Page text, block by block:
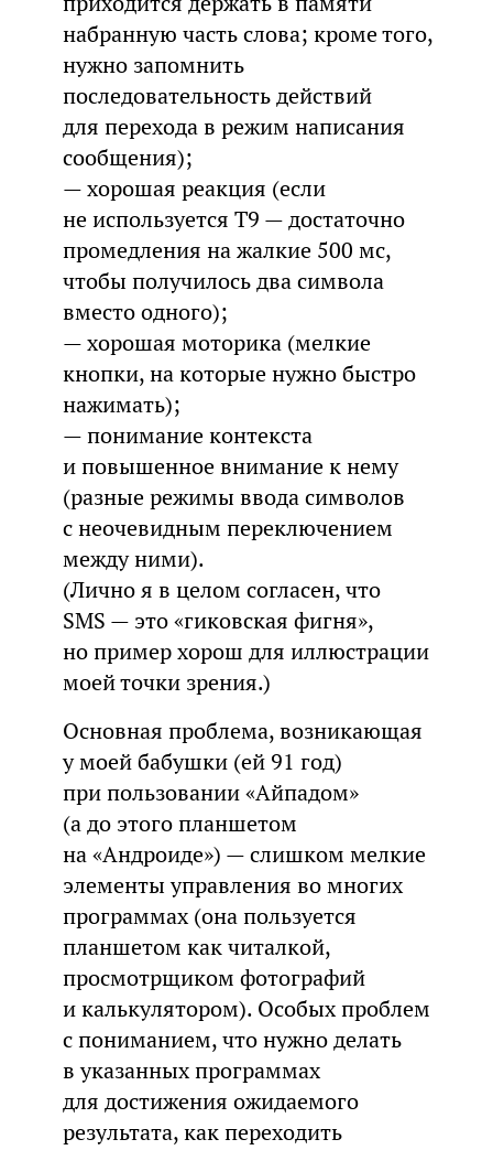
набранную часть слова; кроме того,
нужно запомнить
последовательность действий
для перехода в режим написания
сообщения);
— хорошая реакция (если
не используется T9 — достаточно
промедления на жалкие 500 мс,
чтобы получилось два символа
вместо одного);
— хорошая моторика (мелкие
кнопки, на которые нужно быстро
нажимать);
— понимание контекста
и повышенное внимание к нему
(разные режимы ввода символов
с неочевидным переключением
между ними).
(Лично я в целом согласен, что
SMS — это «гиковская фигня»,
но пример хорош для иллюстрации
моей точки зрения.)
Основная проблема, возникающая
у моей бабушки (ей 91 год)
при пользовании «Айпадом»
(а до этого планшетом
на «Андроиде») — слишком мелкие
элементы управления во многих
программах (она пользуется
планшетом как читалкой,
просмотрщиком фотографий
и калькулятором). Особых проблем
с пониманием, что нужно делать
в указанных программах
для достижения ожидаемого
результата, как переходить